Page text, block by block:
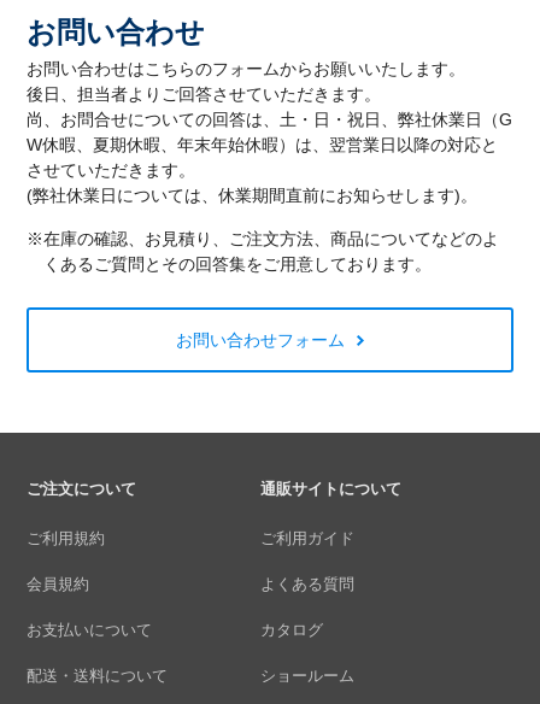
お問い合わせ
お問い合わせはこちらのフォームからお願いいたします。
後日、担当者よりご回答させていただきます。
尚、お問合せについての回答は、土・日・祝日、弊社休業日（G
W休暇、夏期休暇、年末年始休暇）は、翌営業日以降の対応と
させていただきます。
(弊社休業日については、休業期間直前にお知らせします)。
※在庫の確認、お見積り、ご注文方法、商品についてなどのよ
くあるご質問とその回答集をご用意しております。
お問い合わせフォーム
ご注文について
ご利用規約
会員規約
お支払いについて
配送・送料について
通販サイトについて
ご利用ガイド
よくある質問
カタログ
ショールーム